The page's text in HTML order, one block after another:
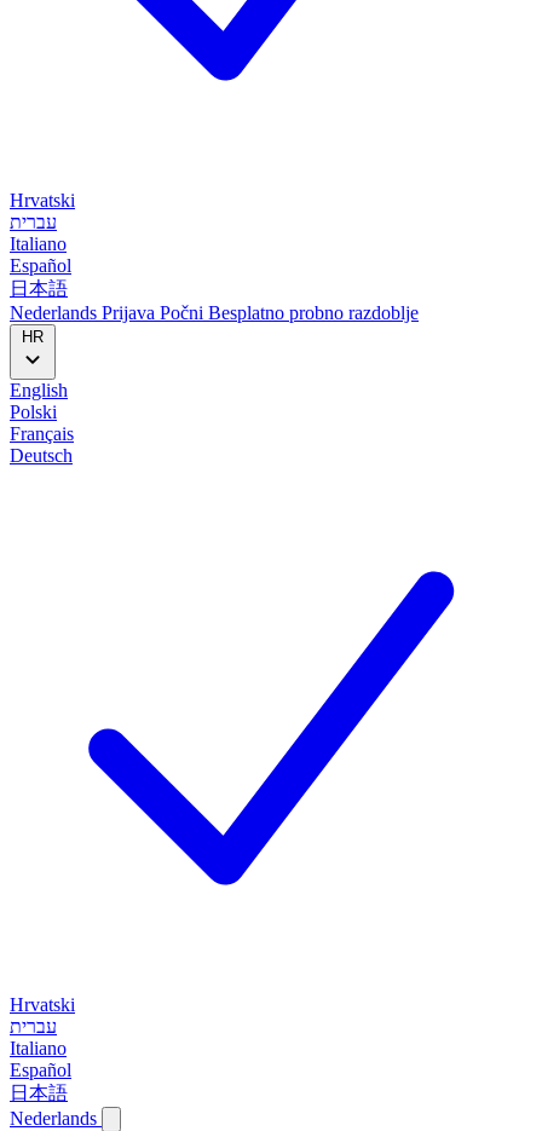
Hrvatski
עברית
Italiano
Español
日本語
Nederlands Prijava Počni Besplatno probno razdoblje
HR
English
Polski
Français
Deutsch
Hrvatski
עברית
Italiano
Español
日本語
Nederlands